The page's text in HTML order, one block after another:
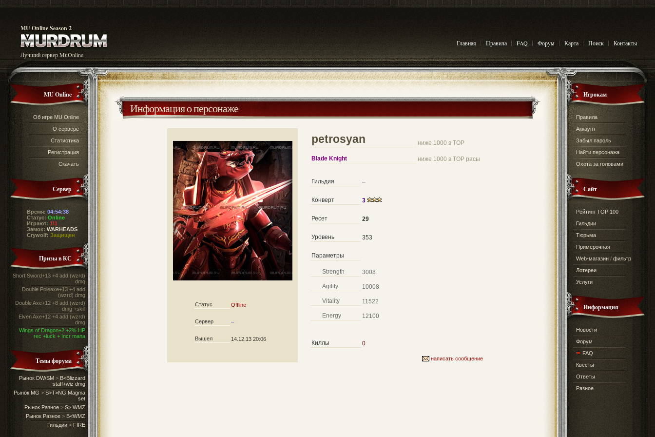
MU Online Season 2
Лучший сервер MuOnline
Главная Правила FAQ Форум Карта Поиск Контакты
MU Online
Об игре MU Online
О сервере
Статистика
Регистрация
Скачать
Сервер
Время: 04:54:38
Статус: Online
Играют: 111
Замок: WARHEADS
Crywolf: Защищен
Призы в КС
Short Sword+13 +4 add (wzrd)
dmg
Double Poleaxe+13 +4 add
(wzrd) dmg
Double Axe+12 +8 add (wzrd)
dmg +skill
Elven Axe+12 +4 add (wzrd)
dmg
Wings of Dragon+2 +2% HP
rec +luck + Incr mana
Темы форума
Рынок DW/SM > B<Blizzard
staff+wiz dmg
Рынок MG > S>T>NG Magma
set
Рынок Разное > S> WMZ
Рынок Разное > B<WMZ
Гильдии > FIRE
Информация о персонаже
petrosyan ниже 1000 в TOP
Blade Knight ниже 1000 в TOP расы
Гильдия –
Конверт 3
Ресет 29
Уровень 353
Параметры
Strength 3008
Agility 10008
Vitality 11522
Energy 12100
Киллы 0
написать сообщение
Статус Offline
Сервер –
Вышел 14.12.13 20:06
Игрокам
Правила
Аккаунт
Забыл пароль
Найти персонажа
Охота за головами
Сайт
Рейтинг TOP 100
Гильдии
Тюрьма
Примерочная
Web-магазин / фильтр
Лотереи
Услуги
Информация
Новости
Форум
FAQ
Квесты
Ответы
Разное